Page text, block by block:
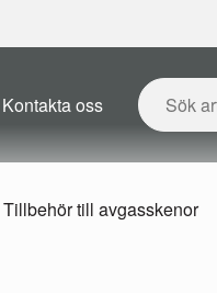
Kontakta oss
Tillbehör till avgasskenor